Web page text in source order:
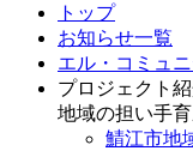
トップ
お知らせ一覧
エル・コミュ
プロジェクト
地域の担い手
鯖江市地